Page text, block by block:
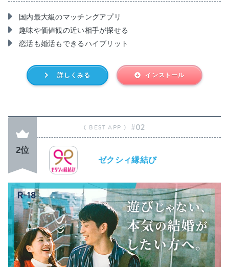
国内最大級のマッチングアプリ
趣味や価値観の近い相手が探せる
恋活も婚活もできるハイブリット
詳しくみる インストール
2位
#02
ゼクシィ縁結び